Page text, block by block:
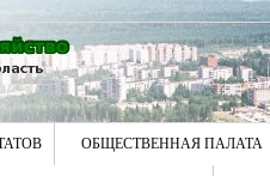
ОБЩЕСТВЕННАЯ ПАЛАТА